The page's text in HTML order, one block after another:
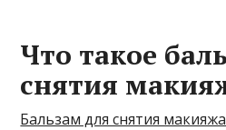
Что такое
снятия
Бальзам для снятия макияжа